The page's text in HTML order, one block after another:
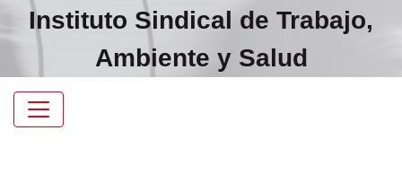
Instituto Sindical de Trabajo,
Ambiente y Salud
Navegación